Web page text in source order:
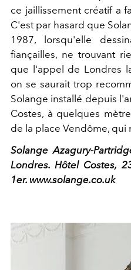
ce jaillissement créatif a
C'est par hasard que
1987, lorsqu'elle
fiançailles, ne trouvant
que l'appel de Londres
on se saurait trop
Solange installé depuis
Costes, à quelques
de la place Vendôme, qui
Solange Azagury-
Londres. Hôtel Costes,
1er. www.solange.co.uk